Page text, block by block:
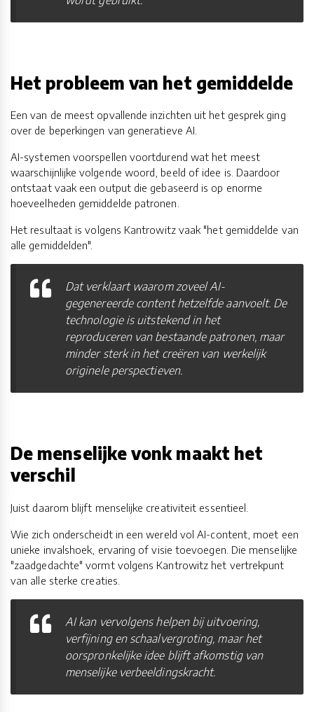
Het probleem van het gemiddelde
Een van de meest opvallende inzichten uit het gesprek ging
over de beperkingen van generatieve AI.
AI-systemen voorspellen voortdurend wat het meest
waarschijnlijke volgende woord, beeld of idee is. Daardoor
ontstaat vaak een output die gebaseerd is op enorme
hoeveelheden gemiddelde patronen.
Het resultaat is volgens Kantrowitz vaak "het gemiddelde van
alle gemiddelden".
Dat verklaart waarom zoveel AI-
gegenereerde content hetzelfde aanvoelt. De
technologie is uitstekend in het
reproduceren van bestaande patronen, maar
minder sterk in het creëren van werkelijk
originele perspectieven.
De menselijke vonk maakt het
verschil
Juist daarom blijft menselijke creativiteit essentieel.
Wie zich onderscheidt in een wereld vol AI-content, moet een
unieke invalshoek, ervaring of visie toevoegen. Die menselijke
"zaadgedachte" vormt volgens Kantrowitz het vertrekpunt
van alle sterke creaties.
AI kan vervolgens helpen bij uitvoering,
verfijning en schaalvergroting, maar het
oorspronkelijke idee blijft afkomstig van
menselijke verbeeldingskracht.